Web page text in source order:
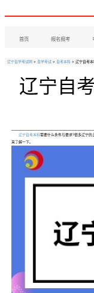
首页 报名报考
辽宁自学考试网 > 自学考试 > 自考本科 > 辽宁自考本
辽宁自
辽宁自考本科需要什么条件与要求?很多辽宁的
来了解一下。